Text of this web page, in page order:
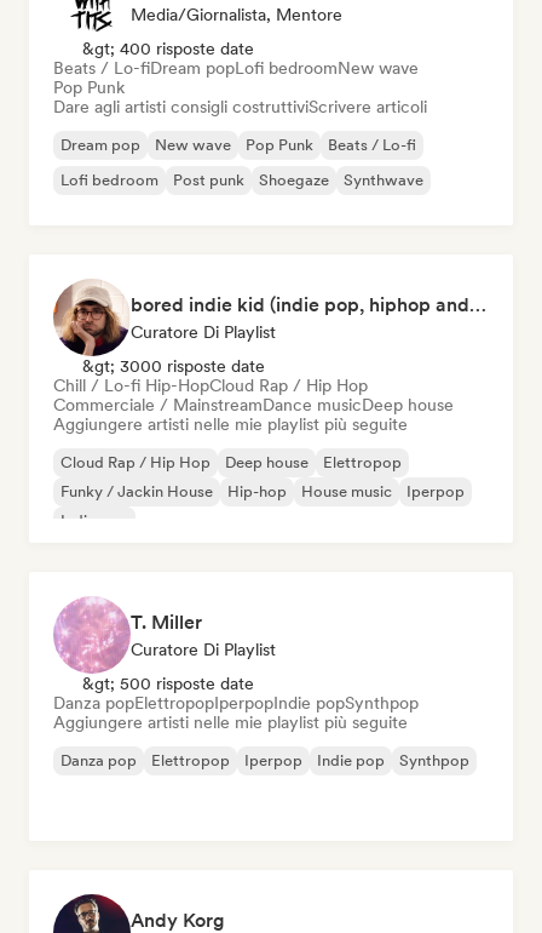
Media/Giornalista, Mentore
&gt; 400 risposte date
Beats / Lo-fiDream popLofi bedroomNew wave
Pop Punk
Dare agli artisti consigli costruttiviScrivere articoli
Dream pop New wave Pop Punk
Beats / Lo-fi
Lofi bedroom
Post punk Shoegaze Synthwave
bored indie kid (indie pop, hiphop and house music)
Curatore Di Playlist
&gt; 3000 risposte date
Chill / Lo-fi Hip-HopCloud Rap / Hip Hop
Commerciale / MainstreamDance musicDeep house
Aggiungere artisti nelle mie playlist più seguite
Cloud Rap / Hip Hop Deep house
Elettropop
Funky / Jackin House
Hip-hop House music
Iperpop
Indie pop
T. Miller
Curatore Di Playlist
&gt; 500 risposte date
Danza popElettropopIperpopIndie popSynthpop
Aggiungere artisti nelle mie playlist più seguite
Danza pop Elettropop Iperpop Indie pop Synthpop
Andy Korg